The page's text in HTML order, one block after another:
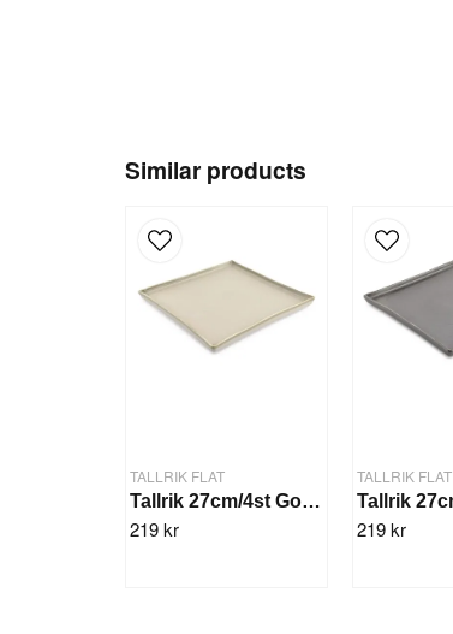
Similar products
TALLRIK FLAT
Tallrik 27cm/4st Gourme Grön
219 kr
TALLRIK FLAT
219 kr